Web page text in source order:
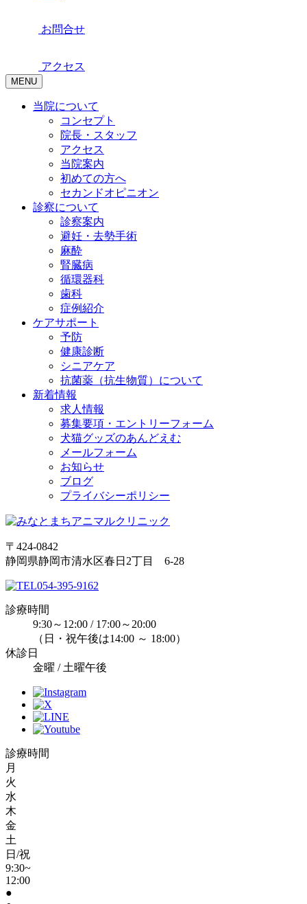
お問合せ
アクセス
MENU
当院について
コンセプト
院長・スタッフ
アクセス
当院案内
初めての方へ
セカンドオピニオン
診察について
診察案内
避妊・去勢手術
麻酔
腎臓病
循環器科
歯科
症例紹介
ケアサポート
予防
健康診断
シニアケア
抗菌薬（抗生物質）について
新着情報
求人情報
募集要項・エントリーフォーム
犬猫グッズのあんどえむ
メールフォーム
お知らせ
ブログ
プライバシーポリシー
〒424-0842
静岡県静岡市清水区春日2丁目 6-28
054-395-9162
診療時間
9:30～12:00 / 17:00～20:00
（日・祝午後は14:00 ～ 18:00）
休診日
金曜 / 土曜午後
診療時間
月
火
水
木
金
土
日/祝
9:30~
12:00
●